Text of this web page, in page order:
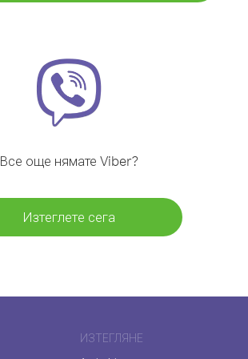
Все още нямате Viber?
Изтеглете сега
ИЗТЕГЛЯНЕ